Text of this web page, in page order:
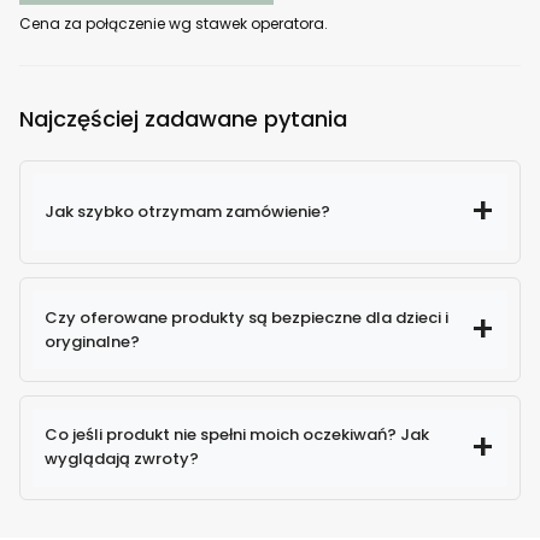
Cena za połączenie wg stawek operatora.
Najczęściej zadawane pytania
Jak szybko otrzymam zamówienie?
Czy oferowane produkty są bezpieczne dla dzieci i
oryginalne?
100% oryginalne produkty
Co jeśli produkt nie spełni moich oczekiwań? Jak
wyglądają zwroty?